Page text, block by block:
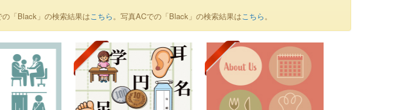
「Black」の検索結果はこちら。写真ACでの「Black」の検索結果はこちら。